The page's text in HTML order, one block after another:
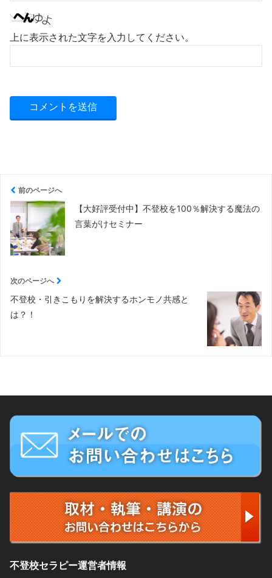
上に表示された文字を入力してください。
前のページへ
【大好評受付中】不登校を100％解決する魔法の
言葉がけセミナー
次のページへ
不登校・引きこもりを解決するホンモノ共感と
は？！
不登校セラピー運営者情報